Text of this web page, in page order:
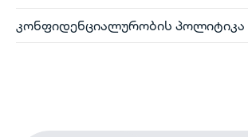
კონფიდენციალურობის პოლიტიკა